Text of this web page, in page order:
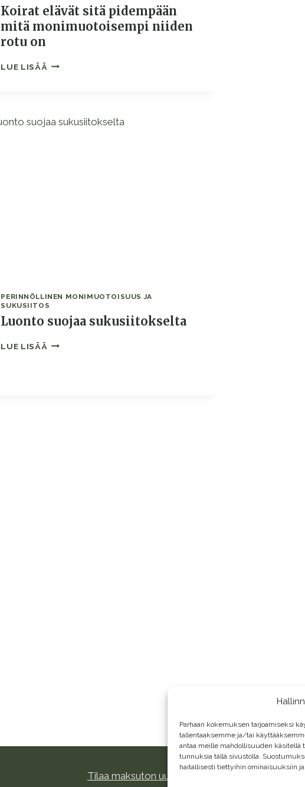
Parhaan kokemuksen tarjoamiseksi
tallentaaksemme ja/tai
antaa meille mahdollisuuden
tunnuksia tällä sivustolla.
haitallisesti tiettyihin ominaisuuksiin
Koirat elävät sitä pidempään
mitä monimuotoisempi niiden
rotu on
LUE LISÄÄ KOIRAT
NIIDEN
PERINNÖLLINEN MONIMUOTOISUUS JA
SUKUSIITOS
Luonto suojaa sukusiitokselta
LUE LISÄÄ LUONTO
Tilaa maksuton uutiskirje